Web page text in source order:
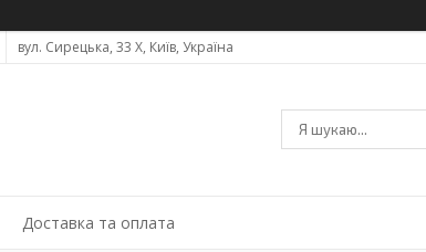
вул. Сирецька, 33 Х, Київ, Україна
Доставка та оплата